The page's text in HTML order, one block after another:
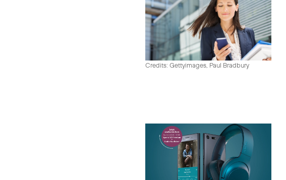
Credits: Gettyimages, Paul Bradbury